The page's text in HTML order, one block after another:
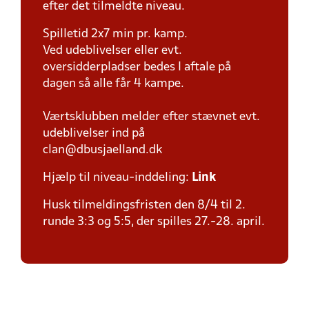
efter det tilmeldte niveau.
Spilletid 2x7 min pr. kamp.
Ved udeblivelser eller evt.
oversidderpladser bedes I aftale på
dagen så alle får 4 kampe.
Værtsklubben melder efter stævnet evt.
udeblivelser ind på
clan@dbusjaelland.dk
Hjælp til niveau-inddeling: Link
Husk tilmeldingsfristen den 8/4 til 2.
runde 3:3 og 5:5, der spilles 27.-28. april.